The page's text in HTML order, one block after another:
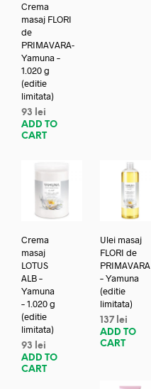
Crema
masaj FLORI
de
PRIMAVARA-
Yamuna –
1.020 g
(editie
limitata)
93
lei
ADD TO
CART
Crema
masaj
LOTUS
ALB –
Yamuna
– 1.020 g
(editie
limitata)
93
lei
ADD TO
CART
Ulei masaj
FLORI de
PRIMAVARA
– Yamuna
(editie
limitata)
137 lei
ADD TO
CART